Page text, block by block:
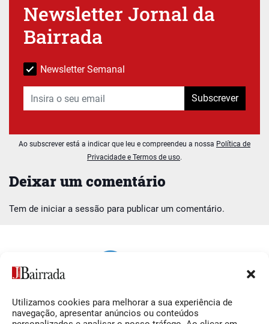
Utilizamos cookies para melhorar a sua experiência de
navegação, apresentar anúncios ou conteúdos
Deixar um comentário
Tem de iniciar a sessão para publicar um comentário.
Newsletter Jornal da
Bairrada
Newsletter Semanal
Subscrever
Ao subscrever está a indicar que leu e compreendeu a nossa Política de
Privacidade e Termos de uso.
Siga-nos O Jornal da Bairrada